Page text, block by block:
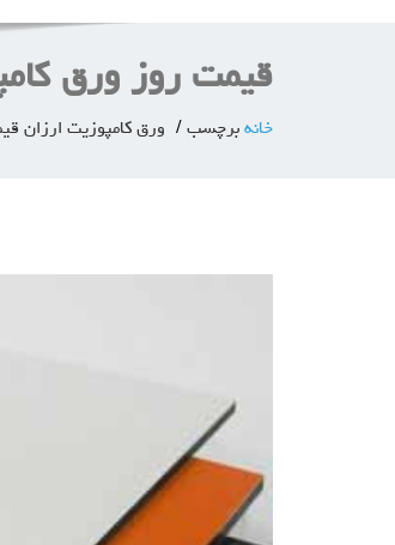
قیمت روز ورق
خانه برچسب ورق کامپوزیت ارزان